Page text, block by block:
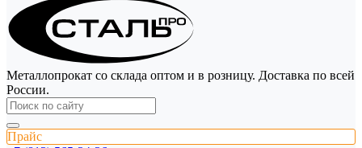
Металлопрокат со склада оптом и в розницу. Доставка по всей
России.
Прайс